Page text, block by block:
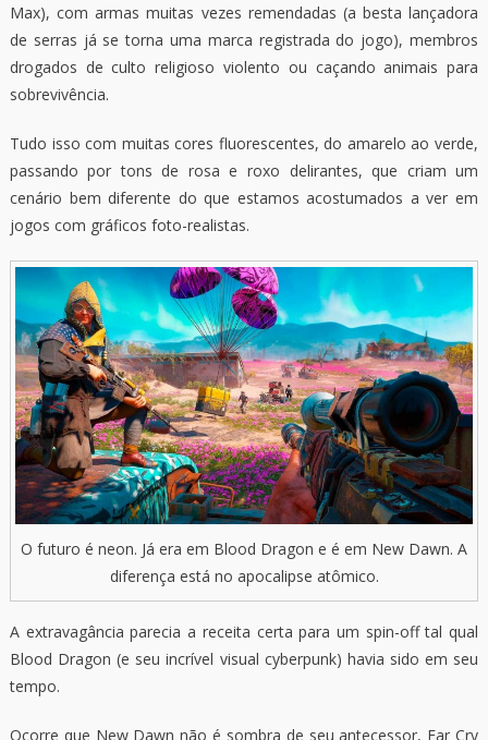
Max), com armas muitas vezes remendadas (a besta lançadora
de serras já se torna uma marca registrada do jogo), membros
drogados de culto religioso violento ou caçando animais para
sobrevivência.
Tudo isso com muitas cores fluorescentes, do amarelo ao verde,
passando por tons de rosa e roxo delirantes, que criam um
cenário bem diferente do que estamos acostumados a ver em
jogos com gráficos foto-realistas.
O futuro é neon. Já era em Blood Dragon e é em New Dawn. A
diferença está no apocalipse atômico.
A extravagância parecia a receita certa para um spin-off tal qual
Blood Dragon (e seu incrível visual cyberpunk) havia sido em seu
tempo.
Ocorre que New Dawn não é sombra de seu antecessor, Far Cry